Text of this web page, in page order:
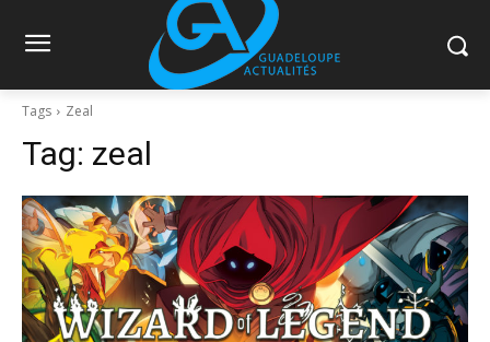
Tags Zeal
Tag: zeal